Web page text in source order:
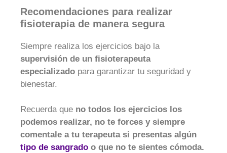
Recomendaciones para realizar
fisioterapia de manera segura
Siempre realiza los ejercicios bajo la
supervisión de un fisioterapeuta
especializado para garantizar tu seguridad y
bienestar.
Recuerda que no todos los ejercicios los
podemos realizar, no te forces y siempre
comentale a tu terapeuta si presentas algún
tipo de sangrado o que no te sientes cómoda.